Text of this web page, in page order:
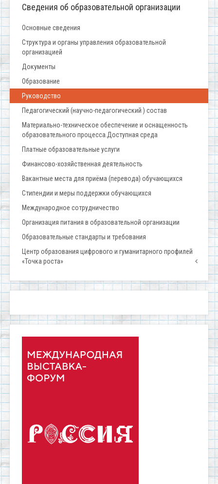
Сведения об образовательной организации
Основные сведения
Структура и органы управления образовательной
организацией
Документы
Образование
Руководство
Педагогический (научно-педагогический ) состав
Материально-техническое обеспечение и оснащенность
образовательного процесса.Доступная среда
Платные образовательные услуги
Финансово-хозяйственная деятельность
Вакантные места для приёма (перевода) обучающихся
Стипендии и меры поддержки обучающихся
Международное сотрудничество
Организация питания в образовательной организации
Образовательные стандарты и требования
Центр образования цифрового и гуманитарного профилей
«Точка роста»